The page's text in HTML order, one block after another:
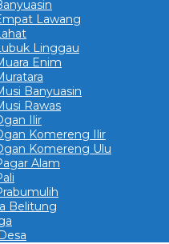
Lawang
Linggau
Enim
Banyuasin
Rawas
Ilir
Komereng Ilir
Komereng Ulu
Alam
Belitung